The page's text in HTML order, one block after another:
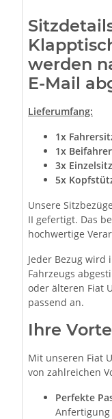
werden
E-Mail
Lieferumfang:
1x
1x
3x
5x
Unsere
II gefertigt. Das
hochwertige
Jeder Bezug
Fahrzeugs
oder älteren Fiat
passend an.
Ihre
Mit unseren Fiat
von zahlreichen
Perfekte
Anfertigung